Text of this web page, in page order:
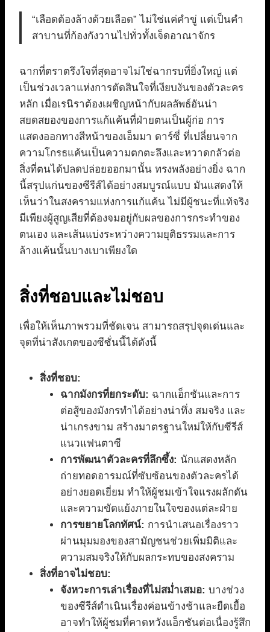
“เลือดต้องล้างด้วยเลือด” ไม่ใช่แค่คำขู่ แต่เป็นคำ
สาบานที่ก้องกังวานไปทั่วทั้งเจ็ดอาณาจักร
ฉากที่ตราตรึงใจที่สุดอาจไม่ใช่ฉากรบที่ยิ่งใหญ่ แต่
เป็นช่วงเวลาแห่งการตัดสินใจที่เงียบงันของตัวละคร
หลัก เมื่อเรนิราต้องเผชิญหน้ากับผลลัพธ์อันน่า
สยดสยองของการแก้แค้นที่ฝ่ายตนเป็นผู้ก่อ การ
แสดงออกทางสีหน้าของเอ็มมา ดาร์ซี่ ที่เปลี่ยนจาก
ความโกรธแค้นเป็นความตกตะลึงและหวาดกลัวต่อ
สิ่งที่ตนได้ปลดปล่อยออกมานั้น ทรงพลังอย่างยิ่ง ฉาก
นี้สรุปแก่นของซีรีส์ได้อย่างสมบูรณ์แบบ มันแสดงให้
เห็นว่าในสงครามแห่งการแก้แค้น ไม่มีผู้ชนะที่แท้จริง
มีเพียงผู้สูญเสียที่ต้องจมอยู่กับผลของการกระทำของ
ตนเอง และเส้นแบ่งระหว่างความยุติธรรมและการ
ล้างแค้นนั้นบางเบาเพียงใด
สิ่งที่ชอบและไม่ชอบ
เพื่อให้เห็นภาพรวมที่ชัดเจน สามารถสรุปจุดเด่นและ
จุดที่น่าสังเกตของซีซั่นนี้ได้ดังนี้
สิ่งที่ชอบ:
ฉากมังกรที่ยกระดับ: ฉากแอ็กชันและการ
ต่อสู้ของมังกรทำได้อย่างน่าทึ่ง สมจริง และ
น่าเกรงขาม สร้างมาตรฐานใหม่ให้กับซีรีส์
แนวแฟนตาซี
การพัฒนาตัวละครที่ลึกซึ้ง: นักแสดงหลัก
ถ่ายทอดอารมณ์ที่ซับซ้อนของตัวละครได้
อย่างยอดเยี่ยม ทำให้ผู้ชมเข้าใจแรงผลักดัน
และความขัดแย้งภายในใจของแต่ละฝ่าย
การขยายโลกทัศน์: การนำเสนอเรื่องราว
ผ่านมุมมองของสามัญชนช่วยเพิ่มมิติและ
ความสมจริงให้กับผลกระทบของสงคราม
สิ่งที่อาจไม่ชอบ:
จังหวะการเล่าเรื่องที่ไม่สม่ำเสมอ: บางช่วง
ของซีรีส์ดำเนินเรื่องค่อนข้างช้าและยืดเยื้อ
อาจทำให้ผู้ชมที่คาดหวังแอ็กชันต่อเนื่องรู้สึก